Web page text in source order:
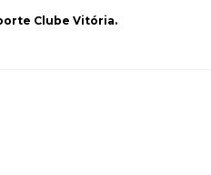
Clube Vitória.